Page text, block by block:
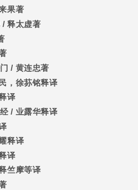
果著
/释太虚著
/ 黄连忠著
，徐荪铭释译
译
/ 业露华释译
释译
译
竺摩等译